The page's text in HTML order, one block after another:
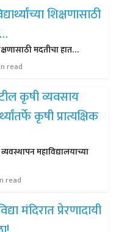
मदतीचा हात…
read
महाविद्यालयाच्या
read